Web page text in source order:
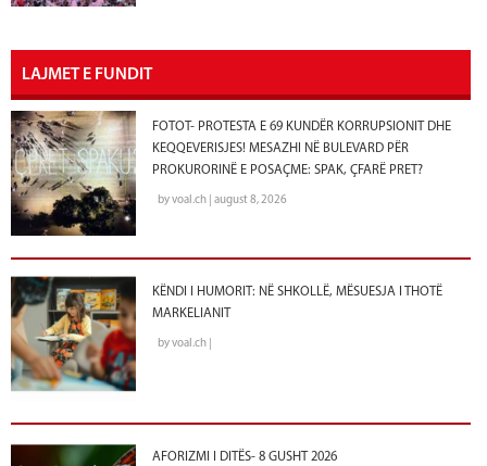
LAJMET E FUNDIT
FOTOT- PROTESTA E 69 KUNDËR KORRUPSIONIT DHE
KEQQEVERISJES! MESAZHI NË BULEVARD PËR
PROKURORINË E POSAÇME: SPAK, ÇFARË PRET?
by voal.ch | august 8, 2026
KËNDI I HUMORIT: NË SHKOLLË, MËSUESJA I THOTË
MARKELIANIT
by voal.ch |
AFORIZMI I DITËS- 8 GUSHT 2026